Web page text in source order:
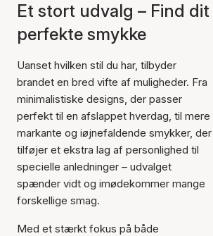
Et stort udvalg – Find dit
perfekte smykke
Uanset hvilken stil du har, tilbyder
brandet en bred vifte af muligheder. Fra
minimalistiske designs, der passer
perfekt til en afslappet hverdag, til mere
markante og iøjnefaldende smykker, der
tilføjer et ekstra lag af personlighed til
specielle anledninger – udvalget
spænder vidt og imødekommer mange
forskellige smag.
Med et stærkt fokus på både